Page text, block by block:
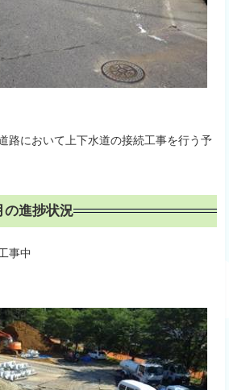
において上下水道の接続工事を行う予
の進捗状況
事中